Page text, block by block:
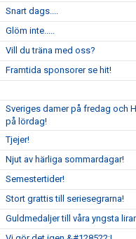
Snart dags....
Glöm inte.....
Vill du träna med oss?
Framtida sponsorer se hit!
Sveriges damer på fredag och
på lördag!
Tjejer!
Njut av härliga sommardagar!
Semestertider!
Stort grattis till seriesegrarna!
Guldmedaljer till våra yngsta